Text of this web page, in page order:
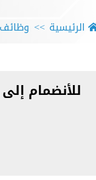
الرئيسية وظائف
للأنضمام